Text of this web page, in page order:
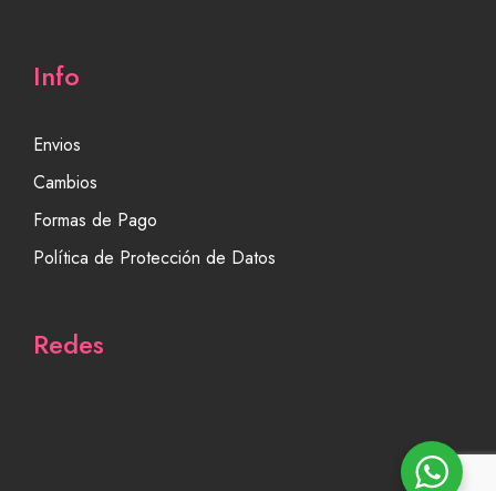
Info
Envios
Cambios
Formas de Pago
Política de Protección de Datos
Redes